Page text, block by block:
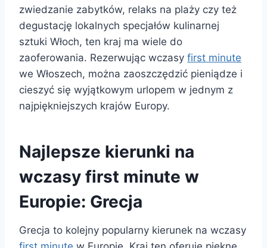
zwiedzanie zabytków, relaks na plaży czy też
degustację lokalnych specjałów kulinarnej
sztuki Włoch, ten kraj ma wiele do
zaoferowania. Rezerwując wczasy first minute
we Włoszech, można zaoszczędzić pieniądze i
cieszyć się wyjątkowym urlopem w jednym z
najpiękniejszych krajów Europy.
Najlepsze kierunki na
wczasy first minute w
Europie: Grecja
Grecja to kolejny popularny kierunek na wczasy